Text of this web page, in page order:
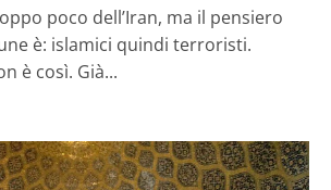
poco dell’Iran, ma il pensiero
è: islamici quindi terroristi.
è così. Già...